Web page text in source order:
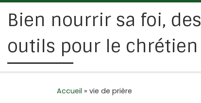
Passer au contenu
Bien nourrir sa foi, des
outils pour le chrétien
Accueil » vie de prière